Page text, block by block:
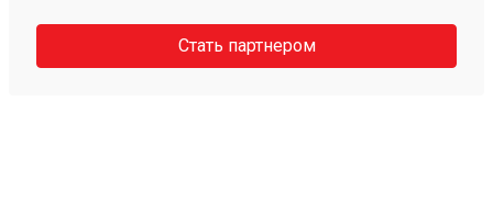
Стать партнером